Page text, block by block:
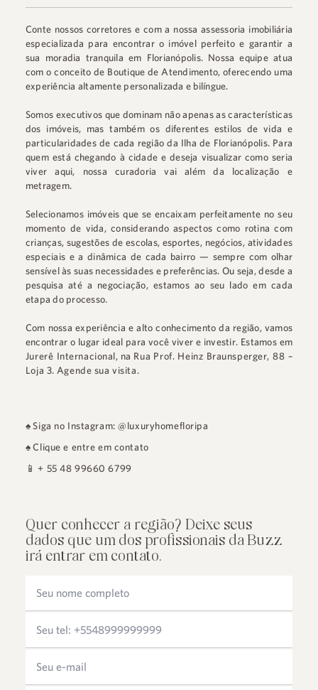
Conte nossos corretores e com a nossa assessoria imobiliária
especializada para encontrar o imóvel perfeito e garantir a
sua moradia tranquila em Florianópolis. Nossa equipe atua
com o conceito de Boutique de Atendimento, oferecendo uma
experiência altamente personalizada e bilíngue.
Somos executivos que dominam não apenas as características
dos imóveis, mas também os diferentes estilos de vida e
particularidades de cada região da Ilha de Florianópolis. Para
quem está chegando à cidade e deseja visualizar como seria
viver aqui, nossa curadoria vai além da localização e
metragem.
Selecionamos imóveis que se encaixam perfeitamente no seu
momento de vida, considerando aspectos como rotina com
crianças, sugestões de escolas, esportes, negócios, atividades
especiais e a dinâmica de cada bairro — sempre com olhar
sensível às suas necessidades e preferências. Ou seja, desde a
pesquisa até a negociação, estamos ao seu lado em cada
etapa do processo.
Com nossa experiência e alto conhecimento da região, vamos
encontrar o lugar ideal para você viver e investir. Estamos em
Jurerê Internacional, na Rua Prof. Heinz Braunsperger, 88 –
Loja 3. Agende sua visita.
♠ Siga no Instagram: @luxuryhomefloripa
♠Clique e entre em contato
📱+ 55 48 99660 6799
Quer conhecer a região? Deixe seus
dados que um dos profissionais da Buzz
irá entrar em contato.